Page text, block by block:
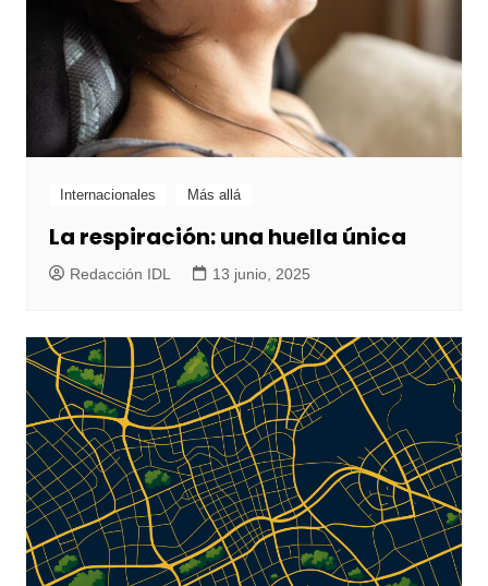
Internacionales Más allá
La respiración: una huella única
Redacción IDL 13 junio, 2025